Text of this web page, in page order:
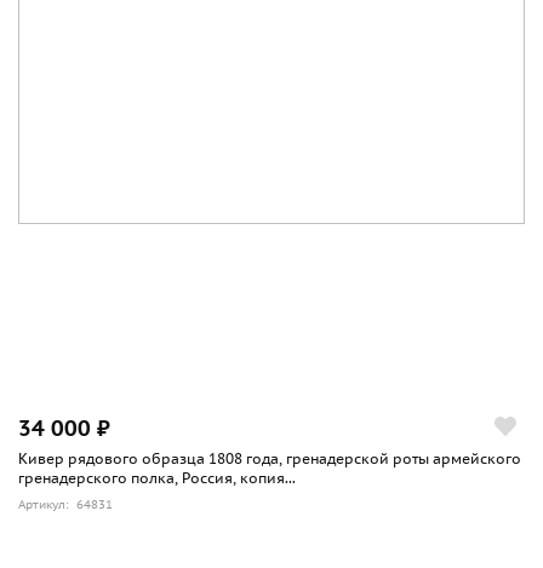
34 000 ₽
Кивер рядового образца 1808 года, гренадерской роты армейского
гренадерского полка, Россия, копия...
Артикул: 64831